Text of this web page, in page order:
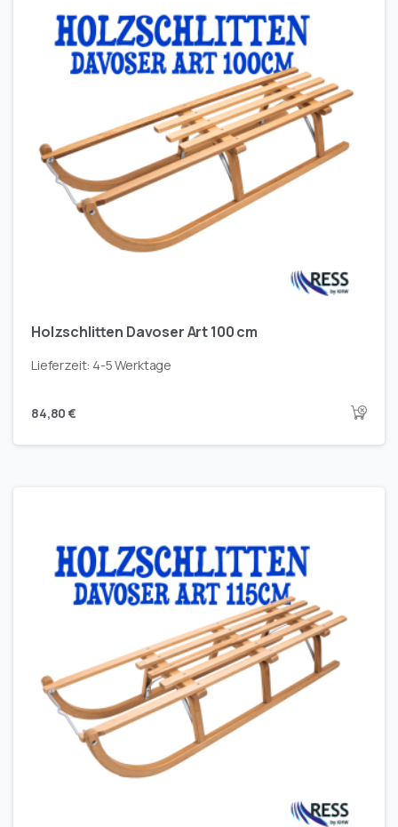
Holzschlitten Davoser Art 100 cm
Lieferzeit: 4-5 Werktage
84,80€